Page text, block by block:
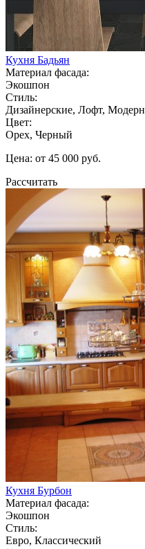
Кухня Бадьян
Материал фасада:
Экошпон
Стиль:
Дизайнерские, Лофт, Модерн
Цвет:
Орех, Черный
Цена: от 45 000 руб.
Рассчитать
Кухня Бурбон
Материал фасада:
Экошпон
Стиль:
Евро, Классический